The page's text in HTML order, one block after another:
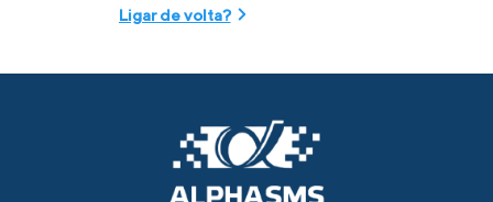
Ligar de volta?